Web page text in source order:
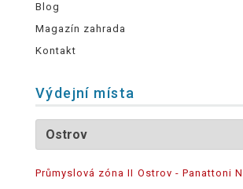
Blog
Magazín zahrada
Kontakt
Výdejní místa
Průmyslová zóna II Ostrov - Panattoni